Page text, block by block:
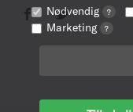
Nødvendig ?
Marketing ?